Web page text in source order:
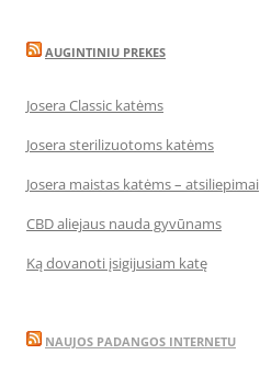
AUGINTINIU PREKES
Josera Classic katėms
Josera sterilizuotoms katėms
Josera maistas katėms – atsiliepimai
CBD aliejaus nauda gyvūnams
Ką dovanoti įsigijusiam katę
NAUJOS PADANGOS INTERNETU